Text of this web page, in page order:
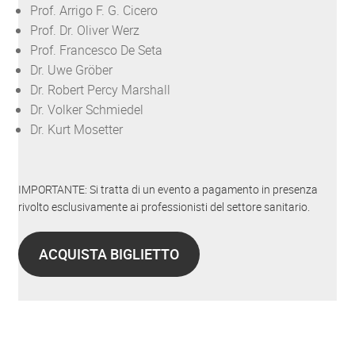
Prof. Arrigo F. G. Cicero
Prof. Dr. Oliver Werz
Prof. Francesco De Seta
Dr. Uwe Gröber
Dr. Robert Percy Marshall
Dr. Volker Schmiedel
Dr. Kurt Mosetter
IMPORTANTE: Si tratta di un evento a pagamento in presenza
rivolto esclusivamente ai professionisti del settore sanitario.
ACQUISTA BIGLIETTO